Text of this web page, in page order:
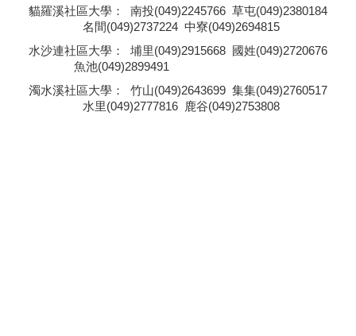
學員專區
教師專區
貓羅溪社區大學： 南投(049)2245766 草屯(049)2380184
名間(049)2737224 中寮(049)2694815
水沙連社區大學： 埔里(049)2915668 國姓(049)2720676
魚池(049)2899491
濁水溪社區大學： 竹山(049)2643699 集集(049)2760517
水里(049)2777816 鹿谷(049)2753808